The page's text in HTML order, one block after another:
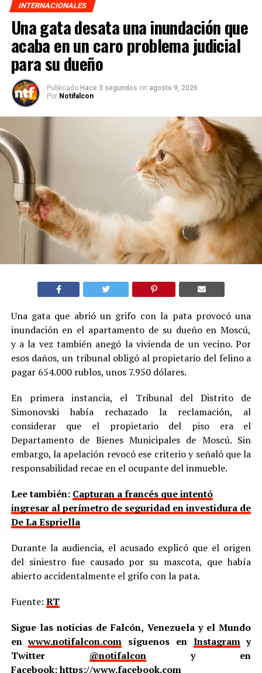
INTERNACIONALES
Una gata desata una inundación que
acaba en un caro problema judicial
para su dueño
Publicado Hace 3 segundos on agosto 9, 2026
Por Notifalcon
Una gata que abrió un grifo con la pata provocó una
inundación en el apartamento de su dueño en Moscú,
y a la vez también anegó la vivienda de un vecino. Por
esos daños, un tribunal obligó al propietario del felino a
pagar 654.000 rublos, unos 7.950 dólares.
En primera instancia, el Tribunal del Distrito de
Simonovski había rechazado la reclamación, al
considerar que el propietario del piso era el
Departamento de Bienes Municipales de Moscú. Sin
embargo, la apelación revocó ese criterio y señaló que la
responsabilidad recae en el ocupante del inmueble.
Lee también: Capturan a francés que intentó
ingresar al perímetro de seguridad en investidura de
De La Espriella
Durante la audiencia, el acusado explicó que el origen
del siniestro fue causado por su mascota, que había
abierto accidentalmente el grifo con la pata.
Fuente: RT
Sigue las noticias de Falcón, Venezuela y el Mundo
enwww.notifalcon.com síguenos en Instagramy
Twitter @notifalcony en
Facebook:https://www.facebook.com